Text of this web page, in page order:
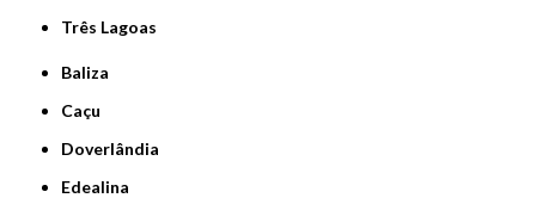
Três Lagoas
Baliza
Caçu
Doverlândia
Edealina